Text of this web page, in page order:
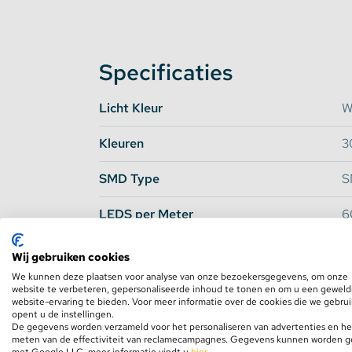
moeten bestellen.
Basic vs Ultra
Omdat de vraag naarextra felle LED Strips
besloten om een nieuwe sub groep van
assortiment. Om een duidelijk onderscheid
en de extra felle strips, roepen wij vanaf nu
leven. Er zijn een aantal belangrijke
waarde maar het belangrijkste verschil is de
Alle spcecifieke verschillen staan per artikel
belangrijkste op een rij:
Specificaties
Licht Kleur
Kleuren
SMD Type
LEDS per Meter
Lumen per Meter
Lumen per LED 6
Waterdichtheid
Wij gebruiken cookies
We kunnen deze plaatsen voor analyse van onze bezoekersgegevens, om onze
website te verbeteren, gepersonaliseerde inhoud te tonen en om u een
website-ervaring te bieden. Voor meer informatie over de cookies die we
opent u de instellingen.
De gegevens worden verzameld voor het personaliseren van advertenties en
meten van de effectiviteit van reclamecampagnes. Gegevens kunnen worden